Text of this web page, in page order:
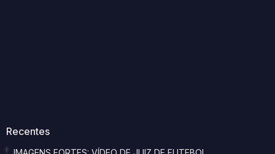
Recentes